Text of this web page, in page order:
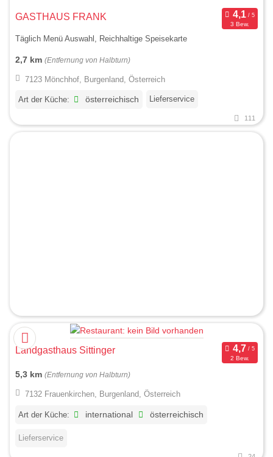
GASTHAUS FRANK
3 Bew.
Täglich Menü Auswahl, Reichhaltige Speisekarte
2,7 km (Entfernung von Halbturn)
7123 Mönchhof, Burgenland, Österreich
Art der Küche: österreichisch Lieferservice
111
Landgasthaus Sittinger
2 Bew.
5,3 km (Entfernung von Halbturn)
7132 Frauenkirchen, Burgenland, Österreich
Art der Küche: international österreichisch
Lieferservice